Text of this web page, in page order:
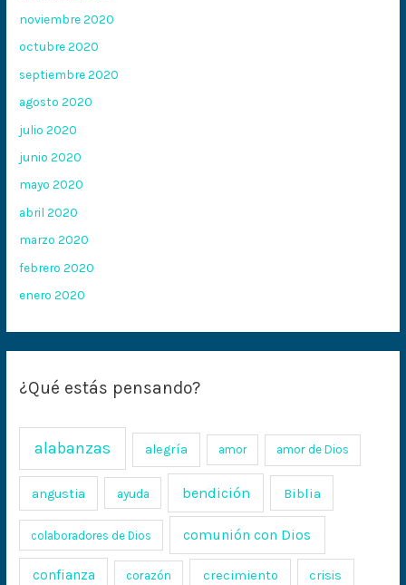
noviembre 2020
octubre 2020
septiembre 2020
agosto 2020
julio 2020
junio 2020
mayo 2020
abril 2020
marzo 2020
febrero 2020
enero 2020
¿Qué estás pensando?
alabanzas alegría amor amor de Dios
angustia ayuda bendición Biblia
colaboradores de Dios comunión con Dios
confianza corazón crecimiento crisis